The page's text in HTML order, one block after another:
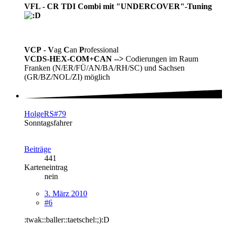
VFL - CR TDI Combi mit "UNDERCOVER"-Tuning
VCP - Vag Can Professional
VCDS-HEX-COM+CAN --> Codierungen im Raum
Franken (N/ER/FÜ/AN/BA/RH/SC) und Sachsen
(GR/BZ/NOL/ZI) möglich
HolgeRS#79
Sonntagsfahrer
Beiträge
441
Karteneintrag
nein
3. März 2010
#6
:twak::baller::taetschel:;):D